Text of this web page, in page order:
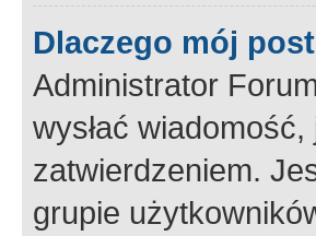
Dlaczego mój
Administrator
wysłać
zatwierdzeniem.
grupie